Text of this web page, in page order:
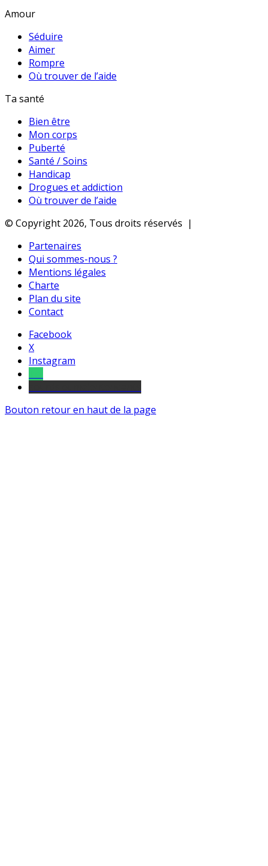
Amour
Séduire
Aimer
Rompre
Où trouver de l’aide
Ta santé
Bien être
Mon corps
Puberté
Santé / Soins
Handicap
Drogues et addiction
Où trouver de l’aide
© Copyright 2026, Tous droits réservés |
Partenaires
Qui sommes-nous ?
Mentions légales
Charte
Plan du site
Contact
Facebook
X
Instagram
Bouton retour en haut de la page